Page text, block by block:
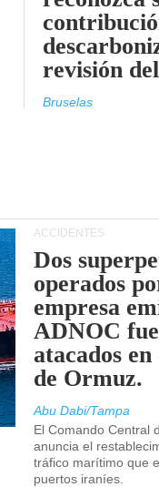
revisión
Bruselas
ACCIDENTES
Dos
operados
empresa
ADNOC
atacados
de Ormuz.
Abu Dabi/Tampa
El Comando Central
anuncia el
tráfico marítimo que
puertos iraníes.